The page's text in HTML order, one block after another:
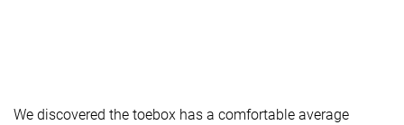
We discovered the toebox has a comfortable average